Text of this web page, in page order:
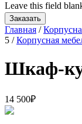
Leave this field
Главная /
5 /Корпусная
Шкаф-
14 500₽